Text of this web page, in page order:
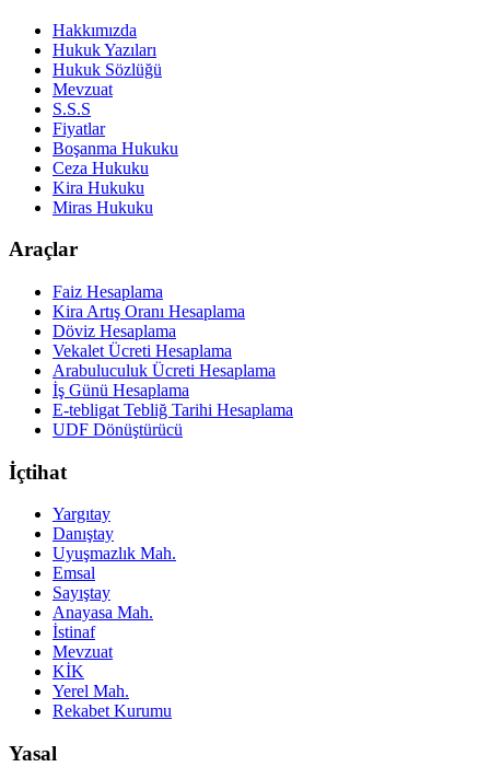
Hakkımızda
Hukuk Yazıları
Hukuk Sözlüğü
Mevzuat
S.S.S
Fiyatlar
Boşanma Hukuku
Ceza Hukuku
Kira Hukuku
Miras Hukuku
Araçlar
Faiz Hesaplama
Kira Artış Oranı Hesaplama
Döviz Hesaplama
Vekalet Ücreti Hesaplama
Arabuluculuk Ücreti Hesaplama
İş Günü Hesaplama
E-tebligat Tebliğ Tarihi Hesaplama
UDF Dönüştürücü
İçtihat
Yargıtay
Danıştay
Uyuşmazlık Mah.
Emsal
Sayıştay
Anayasa Mah.
İstinaf
Mevzuat
KİK
Yerel Mah.
Rekabet Kurumu
Yasal